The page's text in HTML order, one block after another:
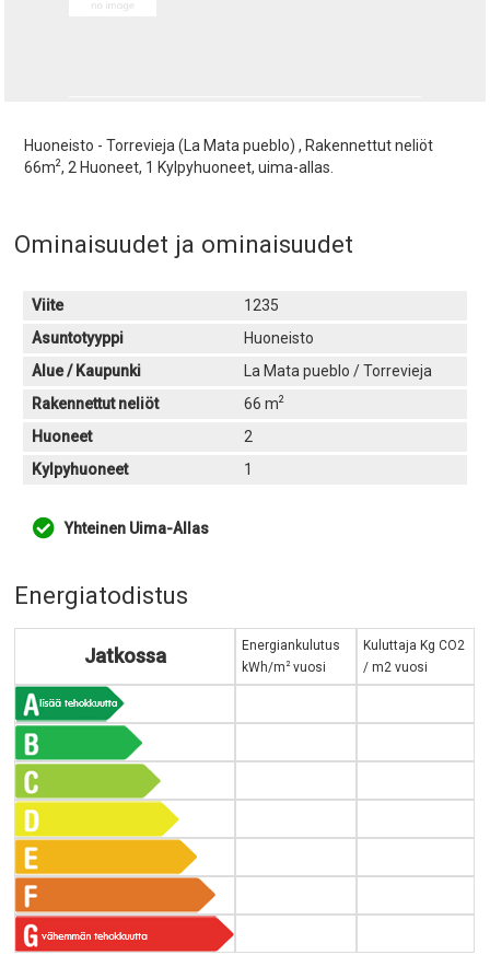
Huoneisto - Torrevieja (La Mata pueblo) , Rakennettut neliöt
66m2, 2 Huoneet, 1 Kylpyhuoneet, uima-allas.
Ominaisuudet ja ominaisuudet
Viite
1235
Asuntotyyppi
Huoneisto
Alue / Kaupunki
La Mata pueblo / Torrevieja
Rakennettut neliöt
66 m2
Huoneet
2
Kylpyhuoneet
1
Yhteinen Uima-Allas
Energiatodistus
Jatkossa
Energiankulutus
kWh/m 2vuosi
Kuluttaja Kg CO2
/ m2 vuosi